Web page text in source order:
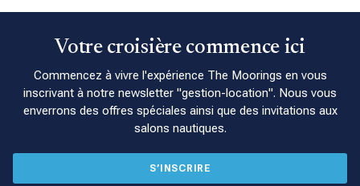
Votre croisière commence ici
Commencez à vivre l'expérience The Moorings en vous
inscrivant à notre newsletter "gestion-location". Nous vous
enverrons des offres spéciales ainsi que des invitations aux
salons nautiques.
S’INSCRIRE